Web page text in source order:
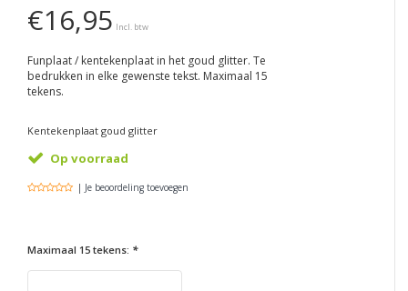
€16,95 Incl. btw
Funplaat / kentekenplaat in het goud glitter. Te
bedrukken in elke gewenste tekst. Maximaal 15
tekens.
Kentekenplaat goud glitter
Op voorraad
| Je beoordeling toevoegen
Maximaal 15 tekens: *